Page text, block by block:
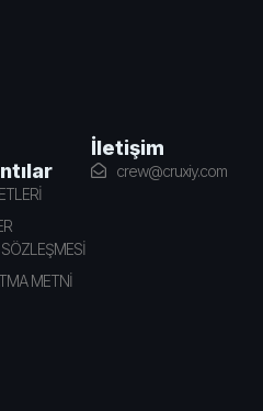
METNİ
İletişim
crew@cruxiy.com